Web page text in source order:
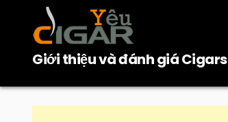
content
Giới thiệu và đánh giá Cigars